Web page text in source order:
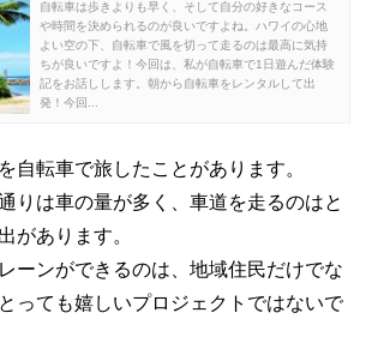
自転車は歩きよりも早く、そして自分の好きなコース
や時間を決められるのが良いですよね。ハワイの心地
よい空の下、自転車で風を切って走るのは最高に気持
ちが良いですよ！今回は、私が自転車で1日遊んだ体験
記をお話しします。朝から自転車をレンタルして出
発！今回...
自転車で旅したことがあります。
りは車の量が多く、車道を走るのはと
があります。
ーンができるのは、地域住民だけでな
っても嬉しいプロジェクトではないで